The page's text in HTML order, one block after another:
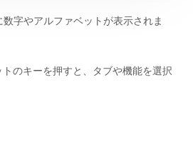
字やアルファベットが表示されま
のキーを押すと、タブや機能を選択